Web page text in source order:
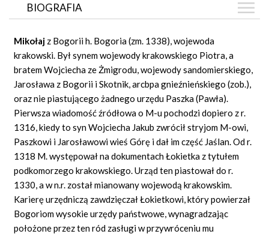
BIOGRAFIA
GRAF POWIĄZAŃ
DYSKUSJA
Mapa
Mikołaj z Bogorii h. Bogoria (zm. 1338), wojewoda
krakowski. Był synem wojewody krakowskiego Piotra, a
bratem Wojciecha ze Żmigrodu, wojewody sandomierskiego,
Jarosława z Bogorii i Skotnik, arcbpa gnieźnieńskiego (zob.),
oraz nie piastującego żadnego urzędu Paszka (Pawła).
Pierwsza wiadomość źródłowa o M-u pochodzi dopiero z r.
1316, kiedy to syn Wojciecha Jakub zwrócił stryjom M-owi,
Paszkowi i Jarosławowi wieś Górę i dał im część Jaślan. Od r.
1318 M. występował na dokumentach Łokietka z tytułem
podkomorzego krakowskiego. Urząd ten piastował do r.
1330, a w n.r. został mianowany wojewodą krakowskim.
Karierę urzędniczą zawdzięczał Łokietkowi, który powierzał
Bogoriom wysokie urzędy państwowe, wynagradzając
położone przez ten ród zasługi w przywróceniu mu